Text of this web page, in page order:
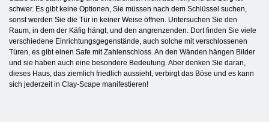
schwer. Es gibt keine Optionen, Sie müssen nach dem Schlüssel suchen,
sonst werden Sie die Tür in keiner Weise öffnen. Untersuchen Sie den
Raum, in dem der Käfig hängt, und den angrenzenden. Dort finden Sie viele
verschiedene Einrichtungsgegenstände, auch solche mit verschlossenen
Türen, es gibt einen Safe mit Zahlenschloss. An den Wänden hängen Bilder
und sie haben auch eine besondere Bedeutung. Aber denken Sie daran,
dieses Haus, das ziemlich friedlich aussieht, verbirgt das Böse und es kann
sich jederzeit in Clay-Scape manifestieren!